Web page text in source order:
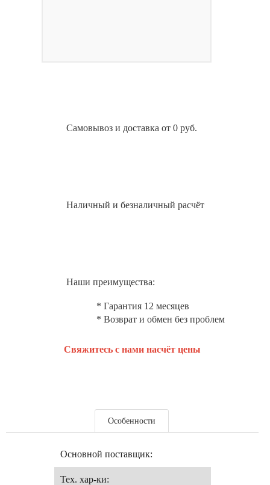
Самовывоз и доставка от 0 руб.
Наличный и безналичный расчёт
Наши преимущества:
* Гарантия 12 месяцев
* Возврат и обмен без проблем
Свяжитесь с нами насчёт цены
Особенности
Основной поставщик:
Тех. хар-ки: